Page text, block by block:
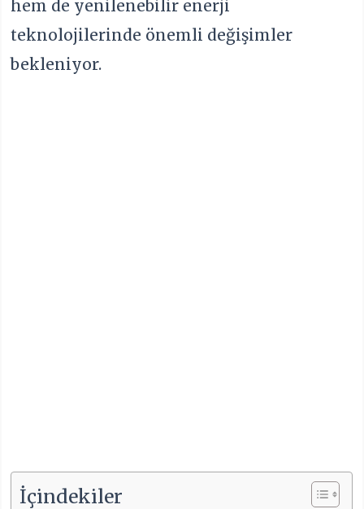
hem de yenilenebilir enerji
teknolojilerinde önemli değişimler
bekleniyor.
İçindekiler